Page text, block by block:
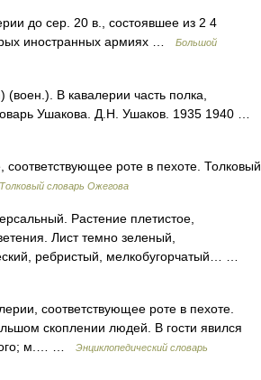
до сер. 20 в., состоявшее из 2 4
иностранных армиях …
Большой
В кавалерии часть полка,
Ушакова. Д.Н. Ушаков. 1935 1940 …
роте в пехоте. Толковый
Толковый словарь Ожегова
Растение плетистое,
Лист темно зеленый,
ребристый, мелкобугорчатый… …
соответствующее роте в пехоте.
скоплении людей. В гости явился
ого; м.… …
Энциклопедический словарь